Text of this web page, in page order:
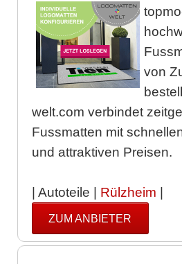
von
welt.com verbindet
Fussmatten mit
und attraktiven Preisen.
| Autoteile | Rülzheim
ZUM ANBIETER